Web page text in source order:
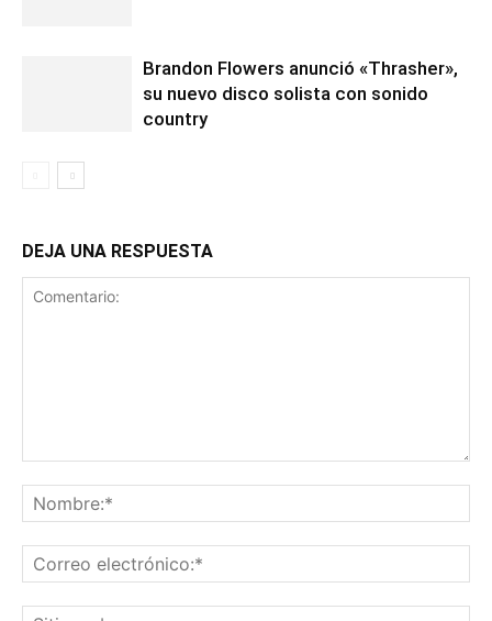
Brandon Flowers anunció «Thrasher»,
su nuevo disco solista con sonido
country
DEJA UNA RESPUESTA